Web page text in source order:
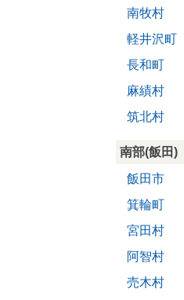
南牧村
軽井沢町
長和町
麻績村
筑北村
南部(飯田)
飯田市
箕輪町
宮田村
阿智村
売木村